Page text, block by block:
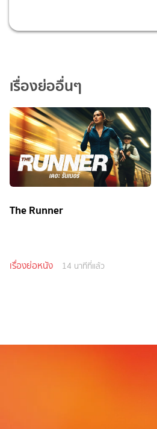
เรื่องย่ออื่นๆ
The Runner
เรื่องย่อหนัง 14 นาทีที่แล้ว